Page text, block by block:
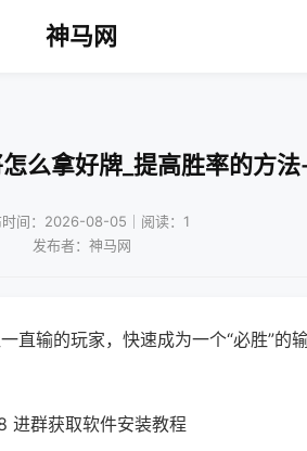
神马网
么拿好牌_提高胜率的方
时间：2026-08-05｜阅读：1
发布者：神马网
直输的玩家，快速成为一个“必胜”的
进群获取软件安装教程